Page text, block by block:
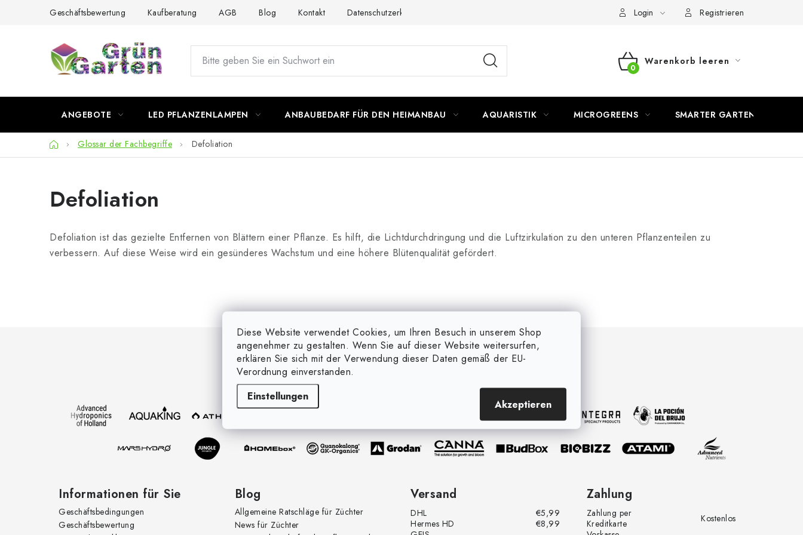
Diese Website verwendet Cookies, um Ihren Besuch in unserem Shop
angenehmer zu gestalten. Wenn Sie auf dieser Website weitersurfen,
erklären Sie sich mit der Verwendung dieser Daten gemäß der EU-
Verordnung einverstanden.
Einstellungen
Akzeptieren
Geschäftsbewertung Kaufberatung AGB Blog Kontakt Datenschutzerklärung Login Registrieren
WARENKORB
Warenkorb leeren
ANGEBOTE LED PFLANZENLAMPEN ANBAUBEDARF FÜR DEN HEIMANBAU AQUARISTIK MICROGREENS SMARTER GARTEN
StartseiteGlossar der Fachbegriffe Defoliation
Defoliation
Defoliation ist das gezielte Entfernen von Blättern einer Pflanze. Es hilft, die Lichtdurchdringung und die Luftzirkulation zu den unteren Pflanzenteilen zu
verbessern. Auf diese Weise wird ein gesünderes Wachstum und eine höhere Blütenqualität gefördert.
Marken, die wir verkaufen (und mehr...)
Informationen für Sie
Geschäftsbedingungen
Geschäftsbewertung
Blog
Allgemeine Ratschläge für Züchter
News für Züchter
Versand
DHL
€5,99
Hermes HD
€8,99
Zahlung
Zahlung per
Kreditkarte
Kostenlos